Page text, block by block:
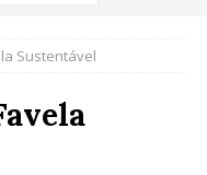
Sustentável